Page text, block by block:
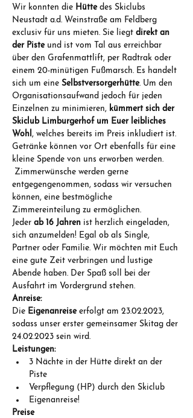
Wir konnten die Hütte des Skiclubs
Neustadt a.d. Weinstraße am Feldberg
exclusiv für uns mieten. Sie liegt direkt an
der Piste und ist vom Tal aus erreichbar
über den Grafenmattlift, per Radtrak oder
einem 20-minütigen Fußmarsch. Es handelt
sich um eine Selbstversorgerhütte. Um den
Organisationsaufwand jedoch für jeden
Einzelnen zu minimieren, kümmert sich der
Skiclub Limburgerhof um Euer leibliches
Wohl, welches bereits im Preis inkludiert ist.
Getränke können vor Ort ebenfalls für eine
kleine Spende von uns erworben werden.
Zimmerwünsche werden gerne
entgegengenommen, sodass wir versuchen
können, eine bestmögliche
Zimmereinteilung zu ermöglichen.
Jeder ab 16 Jahren ist herzlich eingeladen,
sich anzumelden! Egal ob als Single,
Partner oder Familie. Wir möchten mit Euch
eine gute Zeit verbringen und lustige
Abende haben. Der Spaß soll bei der
Ausfahrt im Vordergrund stehen.
Anreise:
Die Eigenanreise erfolgt am 23.02.2023,
sodass unser erster gemeinsamer Skitag der
24.02.2023 sein wird.
Leistungen:
3 Nächte in der Hütte direkt an der
Piste
Verpflegung (HP) durch den Skiclub
Eigenanreise!
Preise